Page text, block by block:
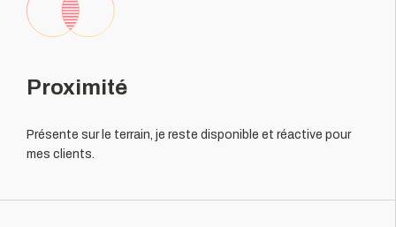
Proximité
Présente sur le terrain, je reste disponible et réactive pour
mes clients.